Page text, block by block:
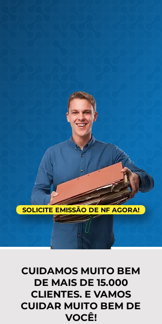
SOLICITE EMISSÃO DE NF AGORA!
CUIDAMOS MUITO BEM
DE MAIS DE 15.000
CLIENTES. E VAMOS
CUIDAR MUITO BEM DE
VOCÊ!